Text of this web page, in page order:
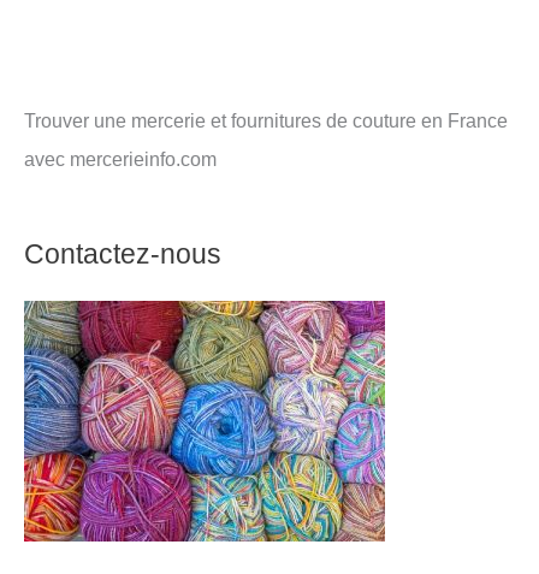
Trouver une mercerie et fournitures de couture en France
avec mercerieinfo.com
Contactez-nous